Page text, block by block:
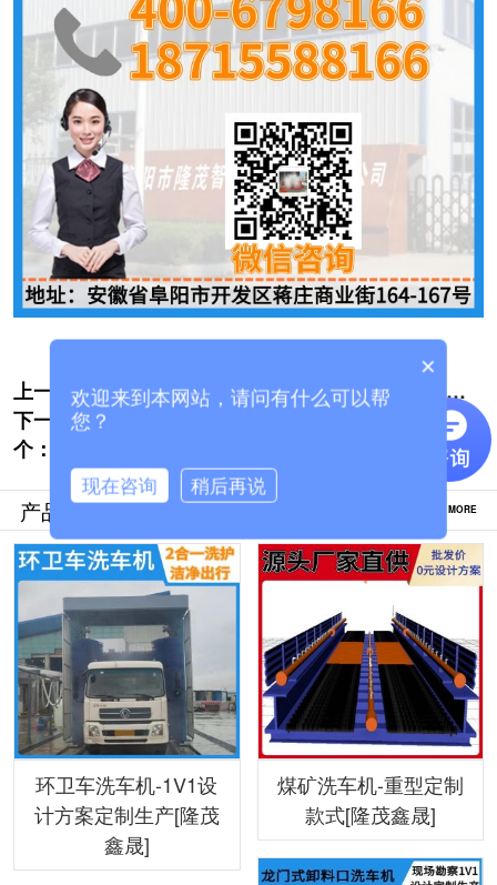
上一个: 全自动搅拌车洗车机-无需人工值守[隆茂鑫
晟]
下一
个：
水泥搅拌车洗车机-厂家批发价更实惠[隆茂
产品推荐 MORE
环卫车洗车机-1V1设
计方案定制生产[隆茂
鑫晟]
煤矿洗车机-重型定制
款式[隆茂鑫晟]
×
欢迎来到本网站，请问有什么可以帮
您？
现在咨询 稍后再说